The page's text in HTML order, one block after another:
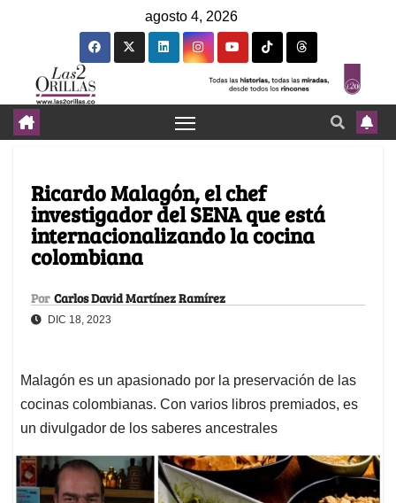
agosto 4, 2026
Ricardo Malagón, el chef
investigador del SENA que está
internacionalizando la cocina
colombiana
Por Carlos David Martínez Ramírez
DIC 18, 2023
Malagón es un apasionado por la preservación de las
cocinas colombianas. Con varios libros premiados, es
un divulgador de los saberes ancestrales